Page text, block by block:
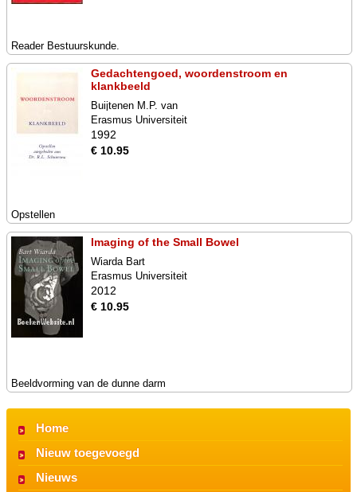
Reader Bestuurskunde.
Gedachtengoed, woordenstroom en
klankbeeld
Buijtenen M.P. van
Erasmus Universiteit
1992
€ 10.95
Opstellen
Imaging of the Small Bowel
Wiarda Bart
Erasmus Universiteit
2012
€ 10.95
Beeldvorming van de dunne darm
Home
Nieuw toegevoegd
Nieuws